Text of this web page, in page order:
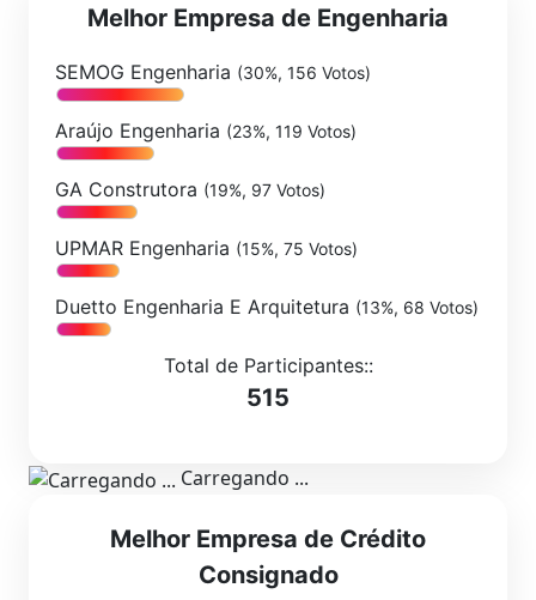
Melhor Empresa de Engenharia
SEMOG Engenharia (30%, 156 Votos)
Araújo Engenharia (23%, 119 Votos)
GA Construtora (19%, 97 Votos)
UPMAR Engenharia (15%, 75 Votos)
Duetto Engenharia E Arquitetura (13%, 68 Votos)
Total de Participantes::
515
Carregando ...
Melhor Empresa de Crédito
Consignado